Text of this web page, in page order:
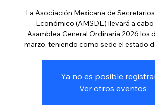
La Asociación Mexicana de
Económico (AMSDE) llevará a
Asamblea General Ordinaria 2026 los
marzo, teniendo como sede el estado
Ya no es posible
Ver otros eventos